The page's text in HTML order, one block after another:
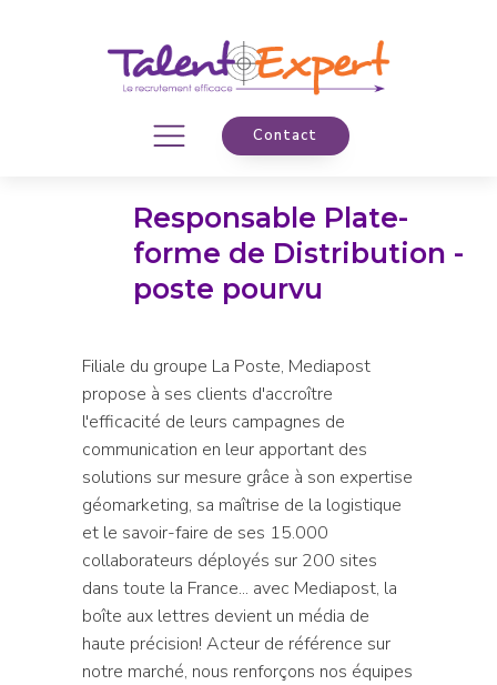
Contact
Responsable Plate-
forme de Distribution -
poste pourvu
Filiale du groupe La Poste, Mediapost
propose à ses clients d'accroître
l'efficacité de leurs campagnes de
communication en leur apportant des
solutions sur mesure grâce à son expertise
géomarketing, sa maîtrise de la logistique
et le savoir-faire de ses 15.000
collaborateurs déployés sur 200 sites
dans toute la France... avec Mediapost, la
boîte aux lettres devient un média de
haute précision! Acteur de référence sur
notre marché, nous renforçons nos équipes